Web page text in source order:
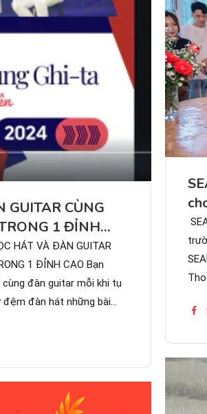
GUITAR CÙNG
1 ĐỈNH
HÁT VÀ ĐÀN GUITAR
1 ĐỈNH CAO Bạn
đàn guitar mỗi khi tụ
đàn hát những bài
of